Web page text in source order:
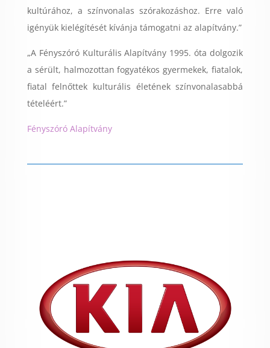
kultúrához, a színvonalas szórakozáshoz. Erre való
igényük kielégítését kívánja támogatni az alapítvány.”
„A Fényszóró Kulturális Alapítvány 1995. óta dolgozik
a sérült, halmozottan fogyatékos gyermekek, fiatalok,
fiatal felnőttek kulturális életének színvonalasabbá
tételéért.”
Fényszóró Alapítvány